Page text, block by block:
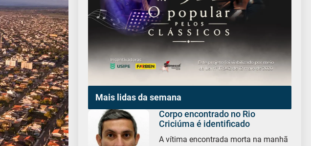
Mais lidas da semana
Corpo encontrado no Rio
Criciúma é identificado
A vítima encontrada morta na manhã